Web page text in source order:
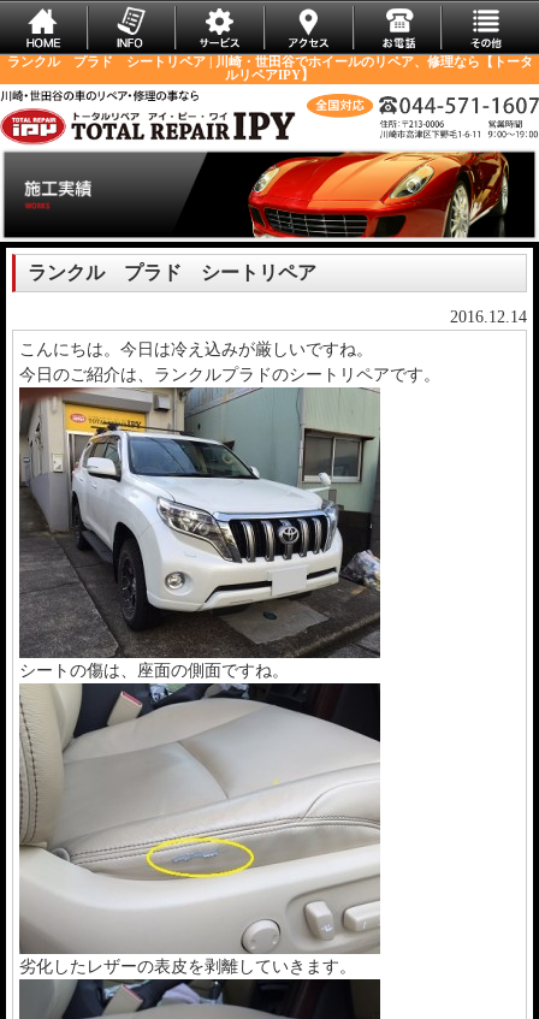
ランクル プラド シートリペア | 川崎・世田谷でホイールのリペア、修理なら【トータ
ルリペアIPY】
ランクル プラド シートリペア
2016.12.14
こんにちは。今日は冷え込みが厳しいですね。
今日のご紹介は、ランクルプラドのシートリペアです。
シートの傷は、座面の側面ですね。
劣化したレザーの表皮を剥離していきます。